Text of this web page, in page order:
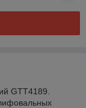
GTT4189.